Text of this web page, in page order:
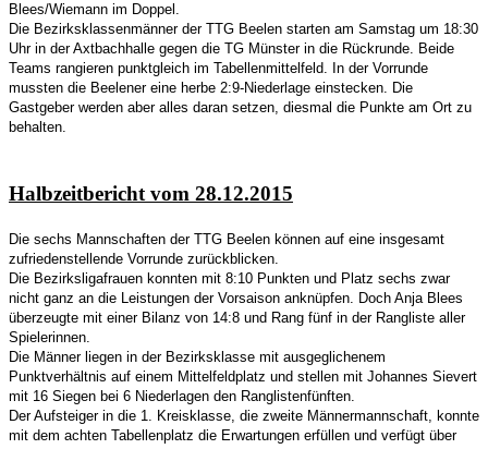
Blees/Wiemann im Doppel.
Die Bezirksklassenmänner der TTG Beelen starten am Samstag um 18:30
Uhr in der Axtbachhalle gegen die TG Münster in die Rückrunde. Beide
Teams rangieren punktgleich im Tabellenmittelfeld. In der Vorrunde
mussten die Beelener eine herbe 2:9-Niederlage einstecken. Die
Gastgeber werden aber alles daran setzen, diesmal die Punkte am Ort zu
behalten.
Halbzeitbericht vom 28.12.2015
Die sechs Mannschaften der TTG Beelen können auf eine insgesamt
zufriedenstellende Vorrunde zurückblicken.
Die Bezirksligafrauen konnten mit 8:10 Punkten und Platz sechs zwar
nicht ganz an die Leistungen der Vorsaison anknüpfen. Doch Anja Blees
überzeugte mit einer Bilanz von 14:8 und Rang fünf in der Rangliste aller
Spielerinnen.
Die Männer liegen in der Bezirksklasse mit ausgeglichenem
Punktverhältnis auf einem Mittelfeldplatz und stellen mit Johannes Sievert
mit 16 Siegen bei 6 Niederlagen den Ranglistenfünften.
Der Aufsteiger in die 1. Kreisklasse, die zweite Männermannschaft, konnte
mit dem achten Tabellenplatz die Erwartungen erfüllen und verfügt über